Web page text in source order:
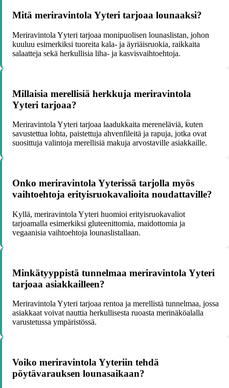
Mitä meriravintola Yyteri tarjoaa lounaaksi?
Meriravintola Yyteri tarjoaa monipuolisen lounaslistan, johon
kuuluu esimerkiksi tuoreita kala- ja äyriäisruokia, raikkaita
salaatteja sekä herkullisia liha- ja kasvisvaihtoehtoja.
Millaisia merellisiä herkkuja meriravintola
Yyteri tarjoaa?
Meriravintola Yyteri tarjoaa laadukkaita mereneläviä, kuten
savustettua lohta, paistettuja ahvenfileitä ja rapuja, jotka ovat
suosittuja valintoja merellisiä makuja arvostaville asiakkaille.
Onko meriravintola Yyterissä tarjolla myös
vaihtoehtoja erityisruokavalioita noudattaville?
Kyllä, meriravintola Yyteri huomioi erityisruokavaliot
tarjoamalla esimerkiksi gluteenittomia, maidottomia ja
vegaanisia vaihtoehtoja lounaslistallaan.
Minkätyyppistä tunnelmaa meriravintola Yyteri
tarjoaa asiakkailleen?
Meriravintola Yyteri tarjoaa rentoa ja merellistä tunnelmaa, jossa
asiakkaat voivat nauttia herkullisesta ruoasta merinäköalalla
varustetussa ympäristössä.
Voiko meriravintola Yyteriin tehdä
pöytävarauksen lounasaikaan?